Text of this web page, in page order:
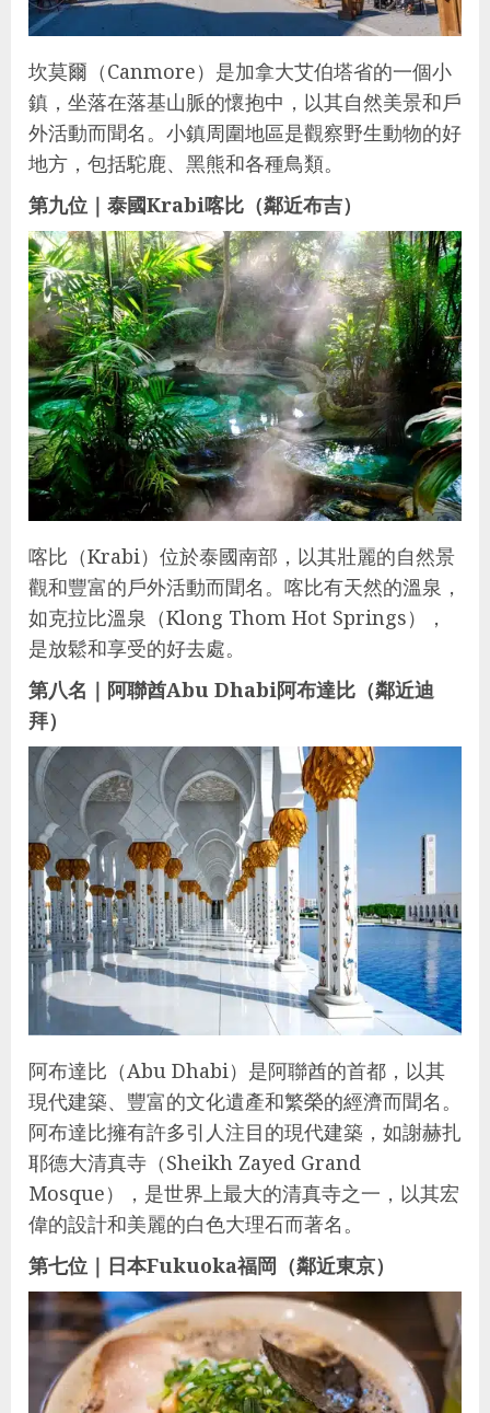
坎莫爾（Canmore）是加拿大艾伯塔省的一個小
鎮，坐落在落基山脈的懷抱中，以其自然美景和戶
外活動而聞名。小鎮周圍地區是觀察野生動物的好
地方，包括駝鹿、黑熊和各種鳥類。
第九位｜泰國Krabi喀比（鄰近布吉）
喀比（Krabi）位於泰國南部，以其壯麗的自然景
觀和豐富的戶外活動而聞名。喀比有天然的溫泉，
如克拉比溫泉（Klong Thom Hot Springs），
是放鬆和享受的好去處。
第八名｜阿聯酋Abu Dhabi阿布達比（鄰近迪
拜）
阿布達比（Abu Dhabi）是阿聯酋的首都，以其
現代建築、豐富的文化遺產和繁榮的經濟而聞名。
阿布達比擁有許多引人注目的現代建築，如謝赫扎
耶德大清真寺（Sheikh Zayed Grand
Mosque），是世界上最大的清真寺之一，以其宏
偉的設計和美麗的白色大理石而著名。
第七位｜日本Fukuoka福岡（鄰近東京）